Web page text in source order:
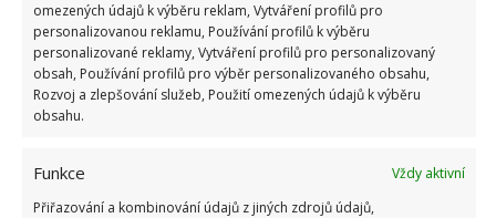
omezených údajů k výběru reklam, Vytváření profilů pro
personalizovanou reklamu, Používání profilů k výběru
personalizované reklamy, Vytváření profilů pro personalizovaný
obsah, Používání profilů pro výběr personalizovaného obsahu,
Rozvoj a zlepšování služeb, Použití omezených údajů k výběru
obsahu.
Funkce
Vždy aktivní
Přiřazování a kombinování údajů z jiných zdrojů údajů,